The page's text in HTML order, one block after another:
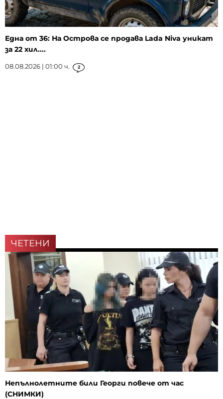
Една от 36: На Острова се продава Lada Niva уникат
за 22 хил....
08.08.2026 | 01:00 ч. 2
ЧЕТЕНИ
Непълнолетните били Георги повече от час
(СНИМКИ)